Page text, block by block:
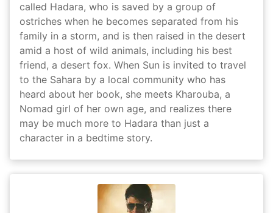
called Hadara, who is saved by a group of
ostriches when he becomes separated from his
family in a storm, and is then raised in the desert
amid a host of wild animals, including his best
friend, a desert fox. When Sun is invited to travel
to the Sahara by a local community who has
heard about her book, she meets Kharouba, a
Nomad girl of her own age, and realizes there
may be much more to Hadara than just a
character in a bedtime story.